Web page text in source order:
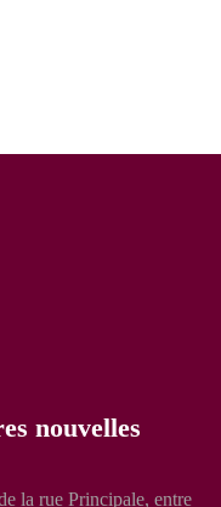
nouvelles
la rue Principale, entre